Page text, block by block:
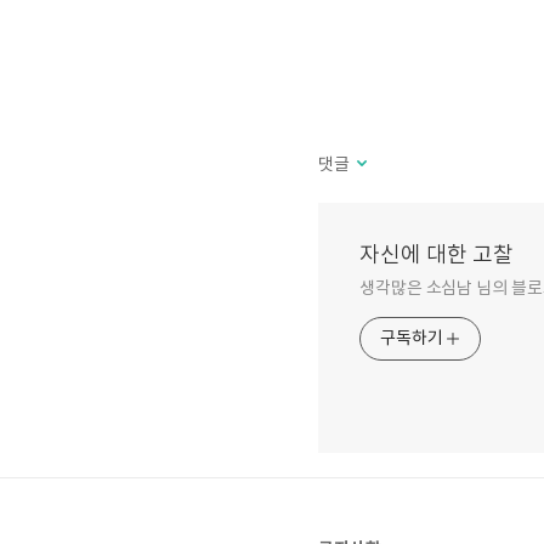
댓글
자신에 대한 고찰
생각많은 소심남 님의 블
구독하기